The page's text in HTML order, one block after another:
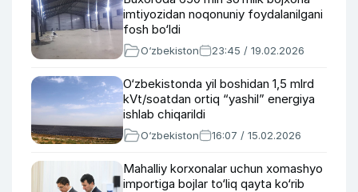
imtiyozidan noqonuniy foydalanilgani
fosh bo‘ldi
O‘zbekiston 23:45 / 19.02.2026
O‘zbekistonda yil boshidan 1,5 mlrd
kVt/soatdan ortiq “yashil” energiya
ishlab chiqarildi
O‘zbekiston 16:07 / 15.02.2026
Mahalliy korxonalar uchun xomashyo
importiga bojlar to‘liq qayta ko‘rib